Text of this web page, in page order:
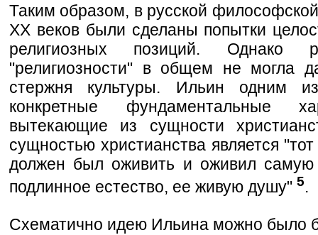
Таким образом, в русской
XX веков были сделаны попытки
религиозных позиций. Однако
"религиозности" в общем не могла
стержня культуры. Ильин одним
конкретные фундаментальные
вытекающие из сущности
сущностью христианства является
должен был оживить и оживил самую
подлинное естество, ее живую душу" 5
Схематично идею Ильина можно было